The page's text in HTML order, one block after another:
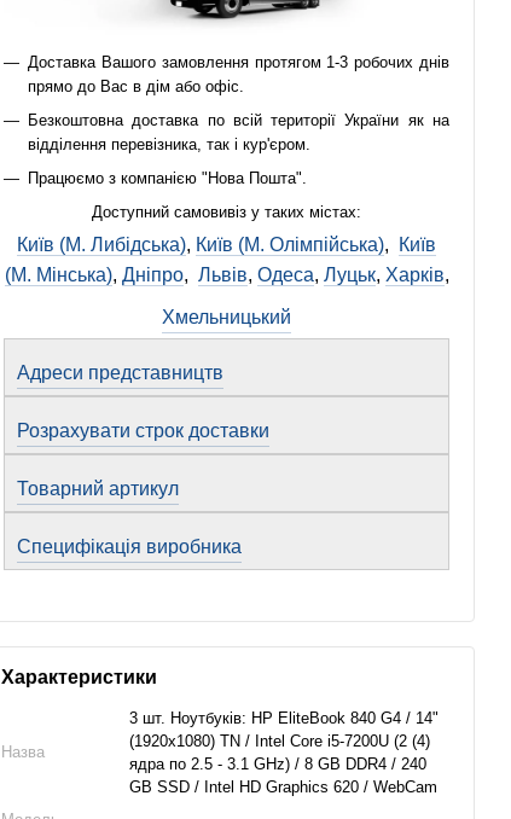
Доставка Вашого замовлення протягом 1-3 робочих днів
прямо до Вас в дім або офіс.
Безкоштовна доставка по всій території України як на
відділення перевізника, так і кур'єром.
Працюємо з компанією "Нова Пошта".
Доступний самовивіз у таких містах:
Київ (М. Либідська), Київ (М. Олімпійська),
Київ
(М. Мінська), Дніпро, Львів, Одеса, Луцьк, Харків,
Хмельницький
Адреси представництв
Розрахувати строк доставки
Товарний артикул
Специфікація виробника
Характеристики
Назва
3 шт. Ноутбуків: HP EliteBook 840 G4 / 14"
(1920x1080) TN / Intel Core i5-7200U (2 (4)
ядра по 2.5 - 3.1 GHz) / 8 GB DDR4 / 240
GB SSD / Intel HD Graphics 620 / WebCam